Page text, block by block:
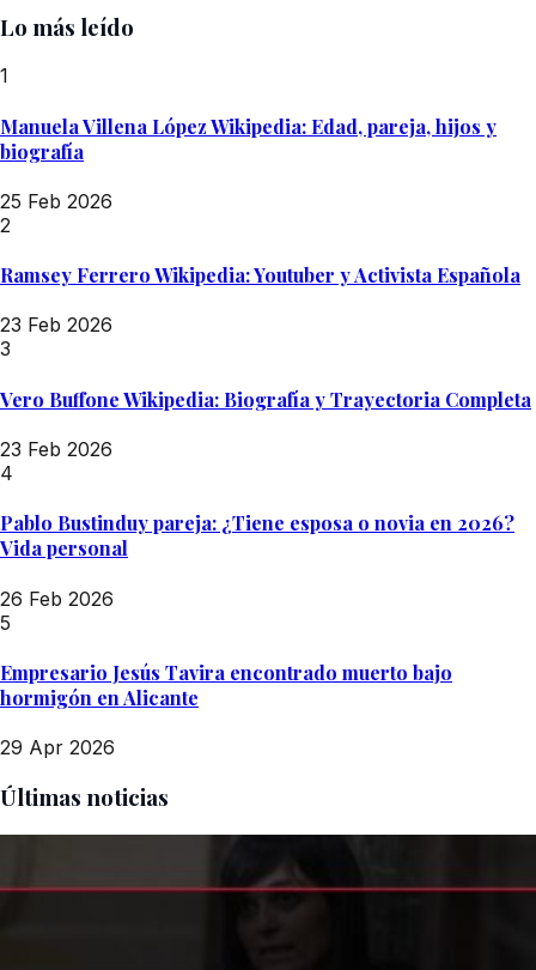
Lo más leído
1
Manuela Villena López Wikipedia: Edad, pareja, hijos y
biografía
25 Feb 2026
2
Ramsey Ferrero Wikipedia: Youtuber y Activista Española
23 Feb 2026
3
Vero Buffone Wikipedia: Biografía y Trayectoria Completa
23 Feb 2026
4
Pablo Bustinduy pareja: ¿Tiene esposa o novia en 2026?
Vida personal
26 Feb 2026
5
Empresario Jesús Tavira encontrado muerto bajo
hormigón en Alicante
29 Apr 2026
Últimas noticias